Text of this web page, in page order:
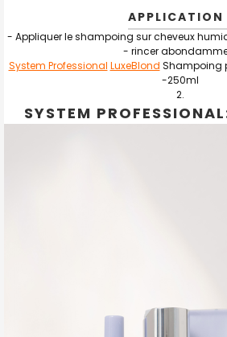
APPLICATION
- Appliquer le shampoing sur cheveux
- rincer
System Professional LuxeBlond Shampoing
-250ml
SYSTEM